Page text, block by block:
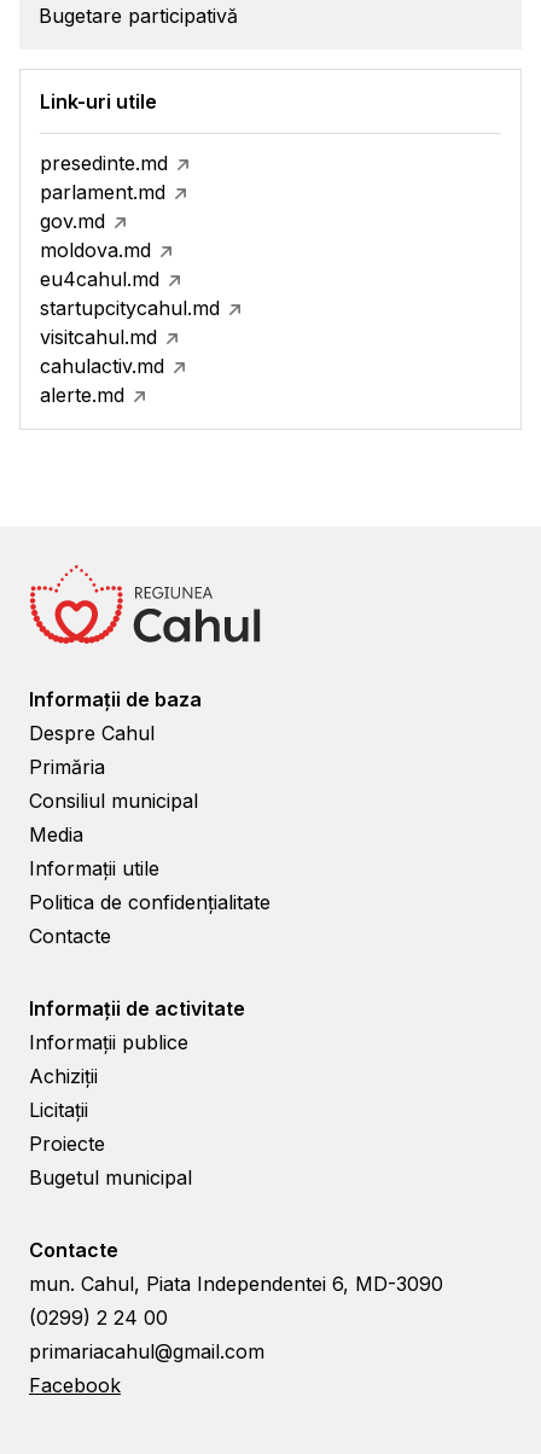
Bugetare participativă
Link-uri utile
presedinte.md
parlament.md
gov.md
moldova.md
eu4cahul.md
startupcitycahul.md
visitcahul.md
cahulactiv.md
alerte.md
Informații de baza
Despre Cahul
Primăria
Consiliul municipal
Media
Informații utile
Politica de confidențialitate
Contacte
Informații de activitate
Informații publice
Achiziții
Licitații
Proiecte
Bugetul municipal
Contacte
mun. Cahul, Piata Independentei 6, MD-3090
(0299) 2 24 00
primariacahul@gmail.com
Facebook